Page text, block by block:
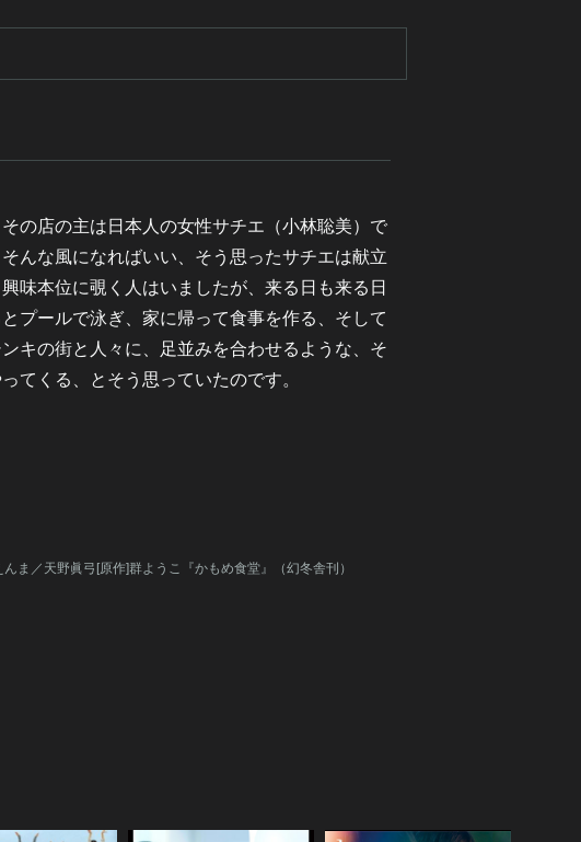
の店の主は日本人の女性サチエ（小林聡美）で
んな風になればいい、そう思ったサチエは献立
味本位に覗く人はいましたが、来る日も来る日
プールで泳ぎ、家に帰って食事を作る、そして
キの街と人々に、足並みを合わせるような、そ
てくる、とそう思っていたのです。
ま／天野眞弓[原作]群ようこ『かもめ食堂』（幻冬舎刊）